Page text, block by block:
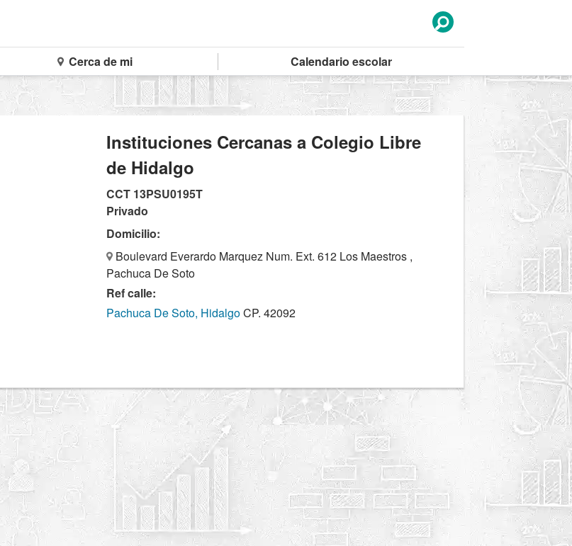
Cerca de mi Calendario escolar
Instituciones Cercanas a Colegio Libre
de Hidalgo
CCT 13PSU0195T
Privado
Domicilio:
Boulevard Everardo Marquez Num. Ext. 612 Los Maestros ,
Pachuca De Soto
Ref calle:
Pachuca De Soto, HidalgoCP. 42092